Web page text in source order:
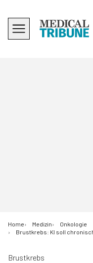
Home Medizin
Onkologie
Brustkrebs: KI soll
Brustkrebs